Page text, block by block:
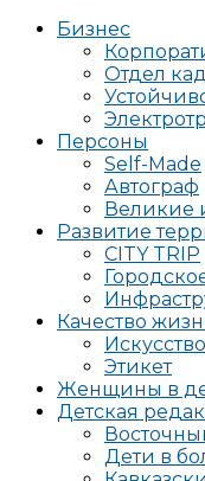
Бизнес
Отдел
Персоны
Self-Made
Автограф
Великие
Развитие
CITY TRIP
Качество
Этикет
Женщины в
Детская
Дети в